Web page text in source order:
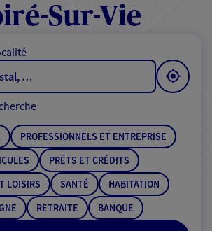
Accéder
au
de
Sur-Vie
PROFESSIONNELS ET ENTREPRISE
PRÊTS ET CRÉDITS
LOISIRS
SANTÉ
HABITATION
RETRAITE BANQUE